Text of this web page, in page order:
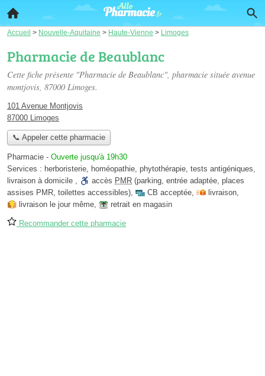
Accueil > Nouvelle-Aquitaine > Haute-Vienne > Limoges
Pharmacie de Beaublanc
Cette fiche présente "Pharmacie de Beaublanc", pharmacie située avenue
montjovis, 87000 Limoges.
101 Avenue Montjovis
87000 Limoges
📞 Appeler cette pharmacie
Pharmacie - Ouverte jusqu'à 19h30
Services : herboristerie, homéopathie, phytothérapie, tests antigéniques,
livraison à domicile , accès PMR (parking, entrée adaptée, places
assises PMR, toilettes accessibles), CB acceptée, livraison,
livraison le jour même, retrait en magasin
Recommander cette pharmacie